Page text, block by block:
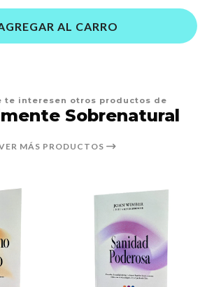
AL CARRO
te interesen otros productos de
Sobrenatural
MÁS PRODUCTOS